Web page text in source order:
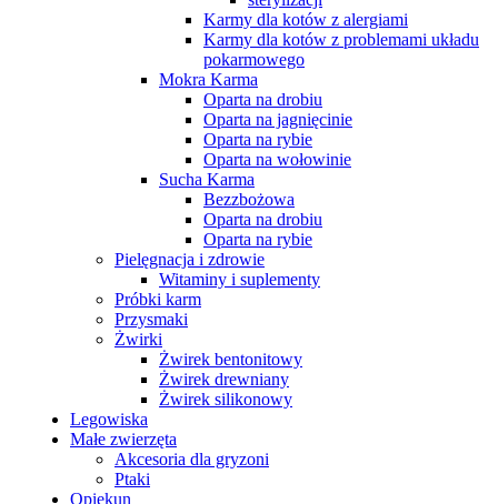
Karmy dla kotów z alergiami
Karmy dla kotów z problemami układu
pokarmowego
Mokra Karma
Oparta na drobiu
Oparta na jagnięcinie
Oparta na rybie
Oparta na wołowinie
Sucha Karma
Bezzbożowa
Oparta na drobiu
Oparta na rybie
Pielęgnacja i zdrowie
Witaminy i suplementy
Próbki karm
Przysmaki
Żwirki
Żwirek bentonitowy
Żwirek drewniany
Żwirek silikonowy
Legowiska
Małe zwierzęta
Akcesoria dla gryzoni
Ptaki
Opiekun